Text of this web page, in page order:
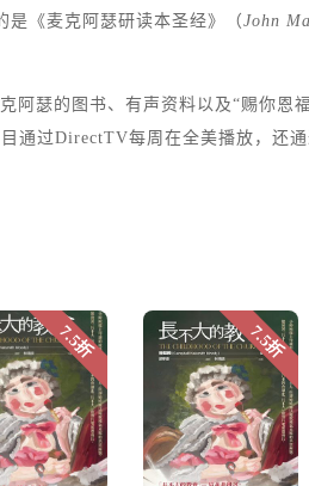
是《麦克阿瑟研读本圣经》（John
瑟的图书、有声资料以及“赐你恩
通过DirectTV每周在全美播放，还